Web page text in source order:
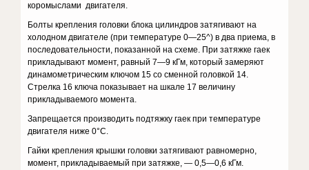
коромыслами двигателя.
Болты крепления головки блока цилиндров затягивают на
холодном двигателе (при температуре 0—25^) в два приема, в
последовательности, показанной на схеме. При затяжке гаек
прикладывают момент, равный 7—9 кГм, который замеряют
динамометрическим ключом 15 со сменной головкой 14.
Стрелка 16 ключа показывает на шкале 17 величину
прикладываемого момента.
Запрещается производить подтяжку гаек при температуре
двигателя ниже 0°C.
Гайки крепления крышки головки затягивают равномерно,
момент, прикладываемый при затяжке, — 0,5—0,6 кГм.